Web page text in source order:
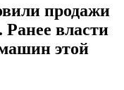
продажи
Ранее власти
этой